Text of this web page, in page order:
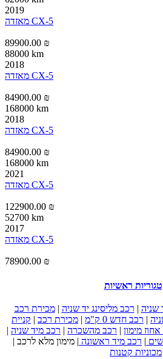
2019
מאזדה CX-5
89900.00 ₪
88000 km
2018
מאזדה CX-5
84900.00 ₪
168000 km
2018
מאזדה CX-5
84900.00 ₪
168000 km
2021
מאזדה CX-5
122900.00 ₪
52700 km
2017
מאזדה CX-5
78900.00 ₪
ראשיות
שניה | רכב מליסינג יד שניה |מכירת רכב
| רכב חדש 0 ק"מ | מכירת רכב | קניית
| רכב מהשכרה | רכב מיד שניה |
| רכב מיד ראשונה | מימון מלא לרכב |
מכוניות קטנות